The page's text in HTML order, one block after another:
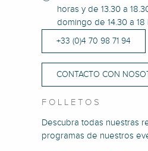
horas y de 13.30 a
domingo de 14.30 a 18
+33 (0)4 70 98 71 94
CONTACTO CON
FOLLETOS
Descubra todas nuestras
programas de nuestros